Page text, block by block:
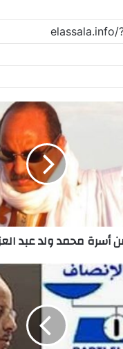
ai
l
at
s
A
p
p
ar
e
أسرة محمد ولد عبد